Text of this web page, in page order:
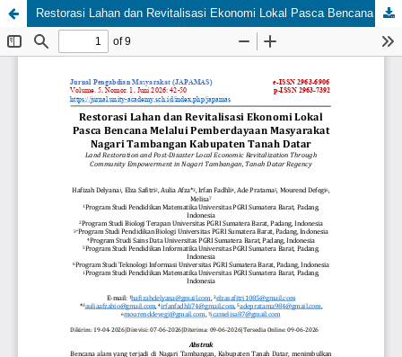
Restorasi Lahan dan Revitalisasi Ekonomi Lokal Pasca Bencana Melalui Pemberdayaan Masyarakat Nagari Tambangan Kabupaten Tanah Datar